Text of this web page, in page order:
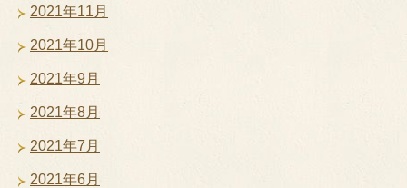
2021年11月
2021年10月
2021年9月
2021年8月
2021年7月
2021年6月